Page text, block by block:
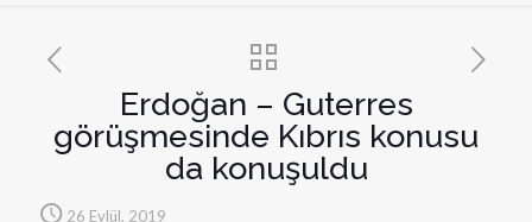
Erdoğan – Guterres
görüşmesinde Kıbrıs konusu
da konuşuldu
26 Eylül, 2019